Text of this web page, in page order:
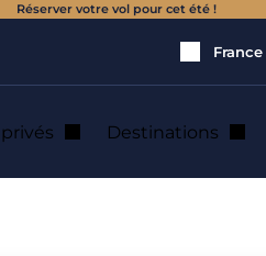
Réserver votre vol pour cet été !
France
Destinations